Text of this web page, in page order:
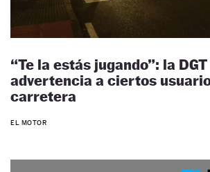
“Te la estás jugando”: la
advertencia a ciertos
carretera
EL MOTOR